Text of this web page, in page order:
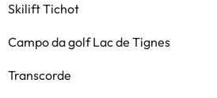
Skilift Tichot
Campo da golf Lac de Tignes
Transcorde